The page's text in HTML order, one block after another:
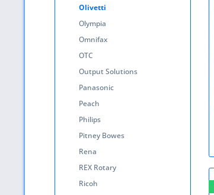
Olivetti
Olympia
Omnifax
OTC
Output Solutions
Panasonic
Peach
Philips
Pitney Bowes
Rena
REX Rotary
Ricoh